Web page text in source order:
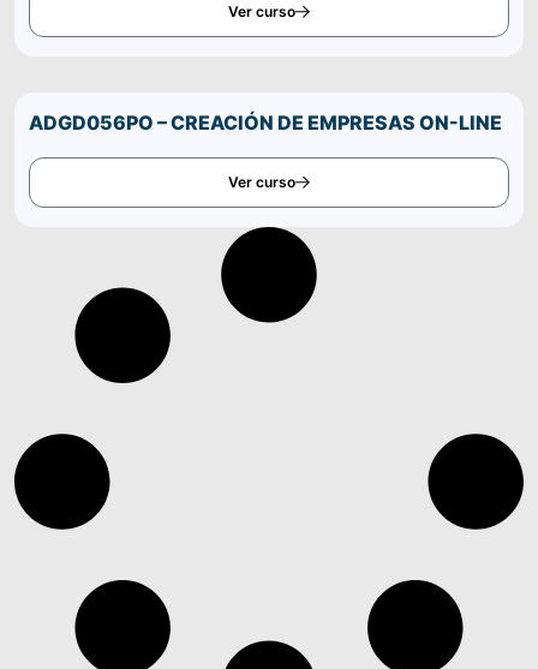
Ver curso
ADGD056PO – CREACIÓN DE EMPRESAS ON-LINE
Ver curso